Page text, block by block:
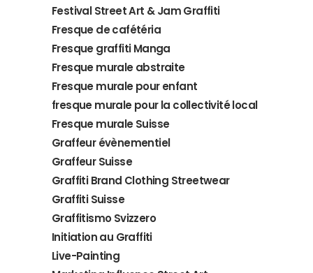
Festival Street Art & Jam Graffiti
Fresque de cafétéria
Fresque graffiti Manga
Fresque murale abstraite
Fresque murale pour enfant
fresque murale pour la collectivité local
Fresque murale Suisse
Graffeur évènementiel
Graffeur Suisse
Graffiti Brand Clothing Streetwear
Graffiti Suisse
Graffitismo Svizzero
Initiation au Graffiti
Live-Painting